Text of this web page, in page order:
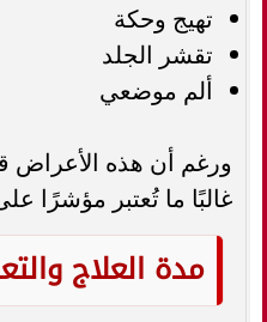
تهيج وحكة
تقشر الجلد
ألم موضعي
ورغم أن هذه الأعراض قد
غالبًا ما تُعتبر مؤشرًا
مدة العلاج